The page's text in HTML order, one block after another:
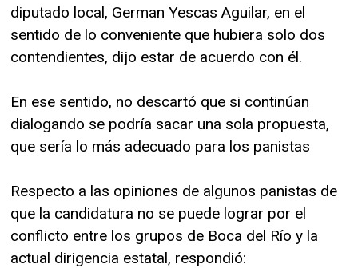
diputado local, German Yescas Aguilar, en el
sentido de lo conveniente que hubiera solo dos
contendientes, dijo estar de acuerdo con él.
En ese sentido, no descartó que si continúan
dialogando se podría sacar una sola propuesta,
que sería lo más adecuado para los panistas
Respecto a las opiniones de algunos panistas de
que la candidatura no se puede lograr por el
conflicto entre los grupos de Boca del Río y la
actual dirigencia estatal, respondió: